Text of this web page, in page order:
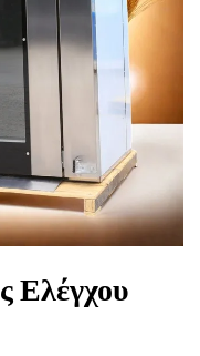
Ελέγχου